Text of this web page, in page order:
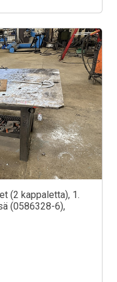
(2 kappaletta), 1.
(0586328-6),